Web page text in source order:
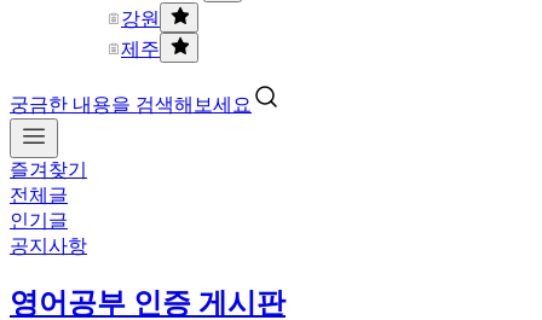
강원
제주
궁금한 내용을 검색해보세요
즐겨찾기
전체글
인기글
공지사항
영어공부 인증 게시판